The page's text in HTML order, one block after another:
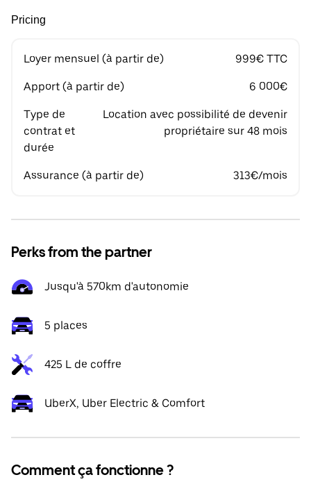
Pricing
Loyer mensuel (à partir de) 999€ TTC
Apport (à partir de) 6 000€
Type de
contrat et
durée
Location avec possibilité de devenir
propriétaire sur 48 mois
Assurance (à partir de) 313€/mois
Perks from the partner
Jusqu'à 570km d'autonomie
5 places
425 L de coffre
UberX, Uber Electric & Comfort
Comment ça fonctionne ?